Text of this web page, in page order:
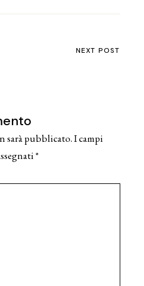
NEXT POST
sarà pubblicato.I campi
*